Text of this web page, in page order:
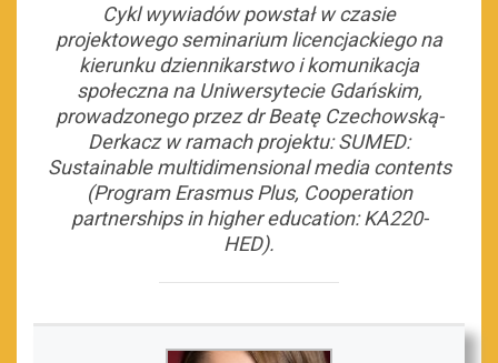
Cykl wywiadów powstał w czasie
projektowego seminarium licencjackiego na
kierunku dziennikarstwo i komunikacja
społeczna na Uniwersytecie Gdańskim,
prowadzonego przez dr Beatę Czechowską-
Derkacz w ramach projektu: SUMED:
Sustainable multidimensional media contents
(Program Erasmus Plus, Cooperation
partnerships in higher education: KA220-
HED).